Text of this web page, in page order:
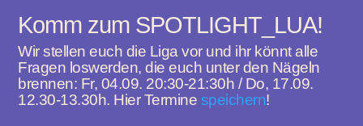
Komm zum SPOTLIGHT_LUA!
Wir stellen euch die Liga vor und ihr könnt alle
Fragen loswerden, die euch unter den Nägeln
brennen: Fr, 04.09. 20:30-21:30h / Do, 17.09.
12.30-13.30h. Hier Termine speichern!